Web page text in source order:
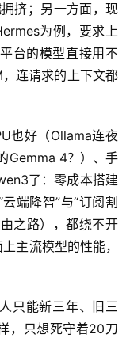
挤；另一方面，现
为例，要求上
台的模型直接用不
连请求的上下文都
也好（Ollama连夜
Gemma 4？）、手
了：零成本搭建
端降智”与“订阅割
之路），都绕不开
主流模型的性能，
只能新三年、旧三
，只想死守着20刀